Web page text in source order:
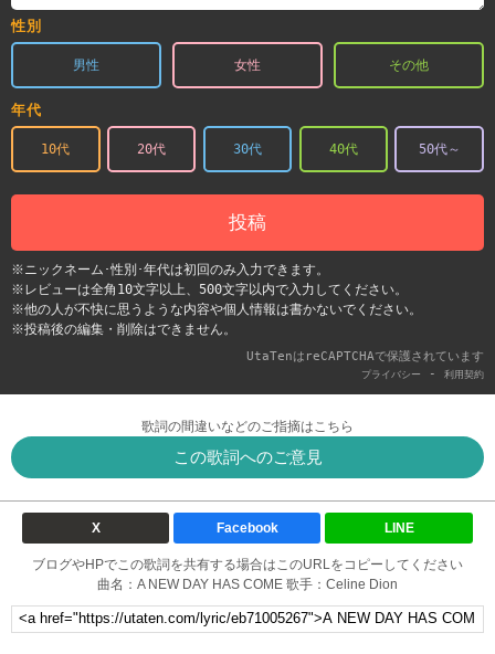
性別
男性 女性 その他
年代
10代 20代 30代 40代 50代～
投稿
※ニックネーム･性別･年代は初回のみ入力できます。
※レビューは全角10文字以上、500文字以内で入力してください。
※他の人が不快に思うような内容や個人情報は書かないでください。
※投稿後の編集・削除はできません。
UtaTenはreCAPTCHAで保護されています
プライバシー - 利用契約
歌詞の間違いなどのご指摘はこちら
この歌詞へのご意見
X Facebook LINE
ブログやHPでこの歌詞を共有する場合はこのURLをコピーしてください
曲名：A NEW DAY HAS COME 歌手：Celine Dion